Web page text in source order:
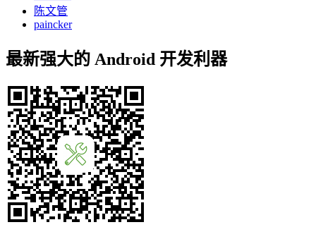
陈文管
paincker
最新强大的 Android 开发利器